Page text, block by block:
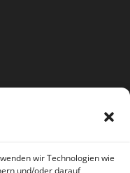
wir Technologien wie
und/oder darauf